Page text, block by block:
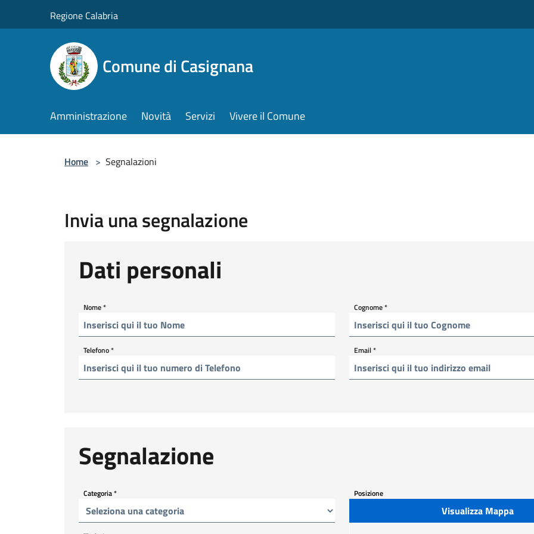
Regione Calabria
Comune di Casignana
Amministrazione Novità Servizi Vivere il Comune
Home > Segnalazioni
Invia una segnalazione
Dati personali
Nome* Cognome*
Telefono* Email*
Segnalazione
Categoria* Posizione
Visualizza Mappa